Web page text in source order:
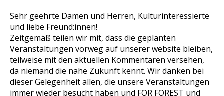
Sehr geehrte Damen und Herren, Kulturinteressierte
und liebe Freund:innen!
Zeitgemäß teilen wir mit, dass die geplanten
Veranstaltungen vorweg auf unserer website bleiben,
teilweise mit den aktuellen Kommentaren versehen,
da niemand die nahe Zukunft kennt. Wir danken bei
dieser Gelegenheit allen, die unsere Veranstaltungen
immer wieder besucht haben und FOR FOREST und